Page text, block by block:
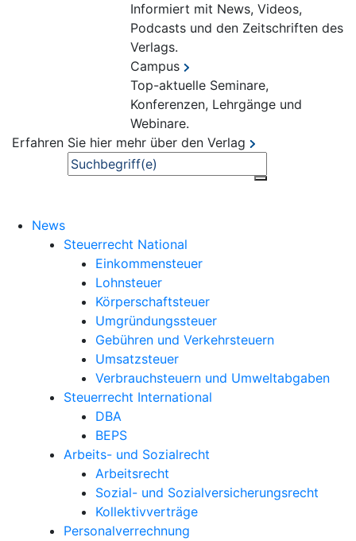
Informiert mit News, Videos,
Podcasts und den Zeitschriften des
Verlags.
Campus
Top-aktuelle Seminare,
Konferenzen, Lehrgänge und
Webinare.
Erfahren Sie hier mehr über den Verlag
Suche
News
Steuerrecht National
Einkommensteuer
Lohnsteuer
Körperschaftsteuer
Umgründungssteuer
Gebühren und Verkehrsteuern
Umsatzsteuer
Verbrauchsteuern und Umweltabgaben
Steuerrecht International
DBA
BEPS
Arbeits- und Sozialrecht
Arbeitsrecht
Sozial- und Sozialversicherungsrecht
Kollektivverträge
Personalverrechnung